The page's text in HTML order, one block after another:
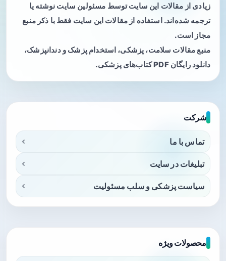
زیادی از مقالات این سایت توسط مسئولین سایت نوشته یا
ترجمه شده‌اند. استفاده از مقالات این سایت فقط با ذکر منبع
مجاز است.
منبع مقالات سلامت، پزشکی، استخدام پزشک و دندانپزشک،
دانلود رایگان PDF کتاب‌های پزشکی.
شرکت
تماس با ما
تبلیغات در سایت
سیاست پزشکی و سلب مسئولیت
محصولات ویژه